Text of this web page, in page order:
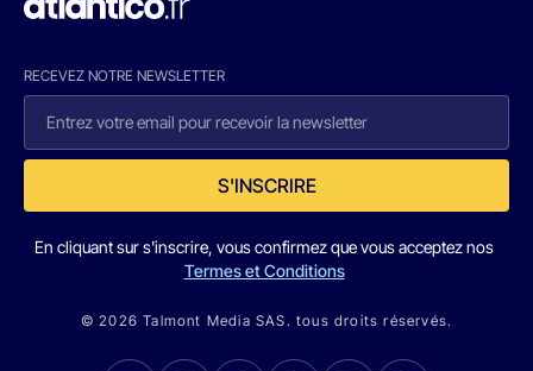
RECEVEZ NOTRE NEWSLETTER
S'INSCRIRE
En cliquant sur s'inscrire, vous confirmez que vous acceptez nos
Termes et Conditions
© 2026 Talmont Media SAS. tous droits réservés.